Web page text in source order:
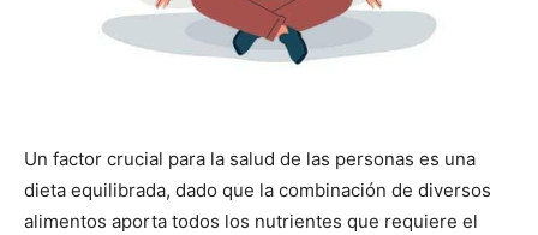
Un factor crucial para la salud de las personas es una
dieta equilibrada, dado que la combinación de diversos
alimentos aporta todos los nutrientes que requiere el